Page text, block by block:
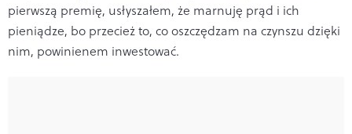
pierwszą premię, usłyszałem, że marnuję prąd i ich
pieniądze, bo przecież to, co oszczędzam na czynszu dzięki
nim, powinienem inwestować.